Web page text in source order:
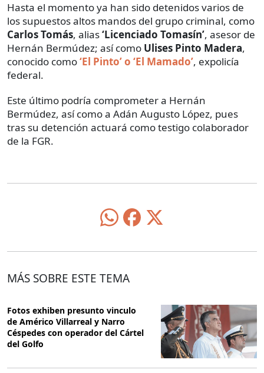
Hasta el momento ya han sido detenidos varios de
los supuestos altos mandos del grupo criminal, como
Carlos Tomás, alias‘Licenciado Tomasín’, asesor de
Hernán Bermúdez; así como Ulises Pinto Madera,
conocido como‘El Pinto’ o ‘El Mamado’, expolicía
federal.
Este último podría comprometer a Hernán
Bermúdez, así como a Adán Augusto López, pues
tras su detención actuará como testigo colaborador
de la FGR.
MÁS SOBRE ESTE TEMA
Fotos exhiben presunto vinculo
de Américo Villarreal y Narro
Céspedes con operador del Cártel
del Golfo